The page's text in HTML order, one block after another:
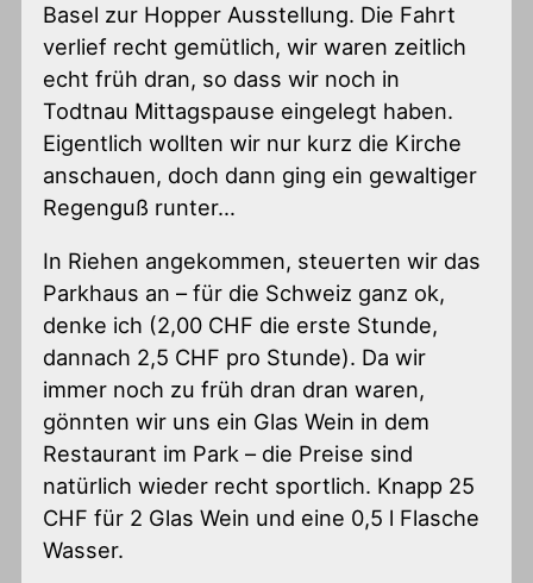
Basel zur Hopper Ausstellung. Die Fahrt
verlief recht gemütlich, wir waren zeitlich
echt früh dran, so dass wir noch in
Todtnau Mittagspause eingelegt haben.
Eigentlich wollten wir nur kurz die Kirche
anschauen, doch dann ging ein gewaltiger
Regenguß runter…
In Riehen angekommen, steuerten wir das
Parkhaus an – für die Schweiz ganz ok,
denke ich (2,00 CHF die erste Stunde,
dannach 2,5 CHF pro Stunde). Da wir
immer noch zu früh dran dran waren,
gönnten wir uns ein Glas Wein in dem
Restaurant im Park – die Preise sind
natürlich wieder recht sportlich. Knapp 25
CHF für 2 Glas Wein und eine 0,5 l Flasche
Wasser.